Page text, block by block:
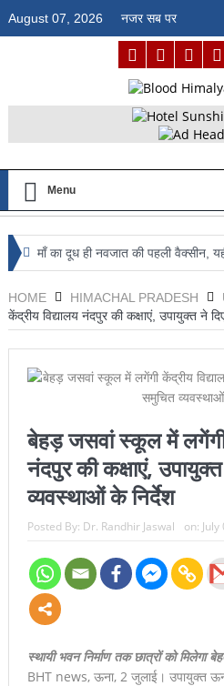
August 07, 2026 नजर सब पर
Menu
माँ का दूध ही नवजात की पहली वैक्सीन,
आईआईआईटी ऊना में अग्नि सुरक्षा का पाठ,
राज्य स्तरीय बैडमिंटन प्रतियोगिता में
जिला संघ ने जताया स्वर्णिम प्रदर्शन का भरोसा
जिला बैडमिंटन प्रतियोगिता में वशिष्ट
पदकों की झड़ी; तीन खिलाड़ी राज्य स्तरीय
संत रविदास जी का जीवन दर्शन सर्वसमाज
ठाकुर
रायजादा के बयान पर सत्ती का करारा
वशिष्ट पब्लिक स्कूल में शैक्षणिक
HOME HIMACHAL PRADESH
केंद्रीय विद्यालय नंदपुर की कक्षाएं, उपायुक्त ने
बेहड़ जसवां स्कूल में लगेंगी
नंदपुर की कक्षाएं,
व्यवस्थाओं के निर्देश
Posted By: Dr. Randhir Jaswal on:
स्थायी भवन निर्माण तक छात्रों को मिलेगा
BHT news, ऊना, 2 जुलाई। उपायुक्त